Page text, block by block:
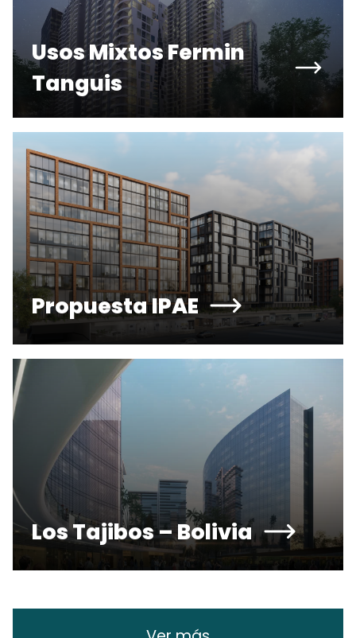
Usos Mixtos Fermin
Tanguis
Propuesta IPAE
Los Tajibos – Bolivia